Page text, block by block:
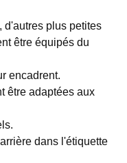
d'autres plus petites
être équipés du
encadrent.
être adaptées aux
dans l'étiquette